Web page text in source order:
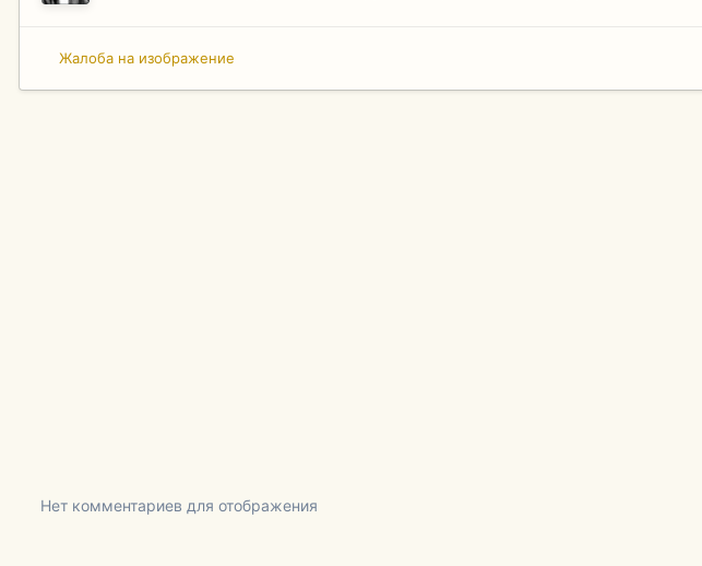
Жалоба на изображение
Нет комментариев для отображения